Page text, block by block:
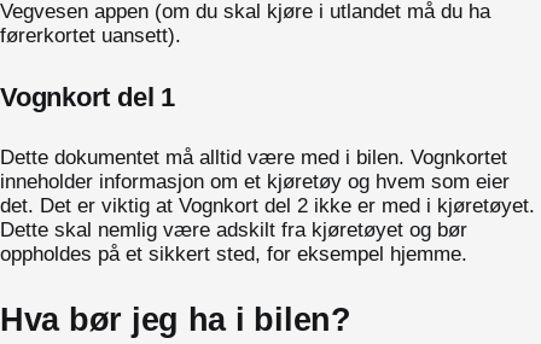
Vegvesen appen (om du skal kjøre i utlandet må du ha
førerkortet uansett).
Vognkort del 1
Dette dokumentet må alltid være med i bilen. Vognkortet
inneholder informasjon om et kjøretøy og hvem som eier
det. Det er viktig at Vognkort del 2 ikke er med i kjøretøyet.
Dette skal nemlig være adskilt fra kjøretøyet og bør
oppholdes på et sikkert sted, for eksempel hjemme.
Hva bør jeg ha i bilen?